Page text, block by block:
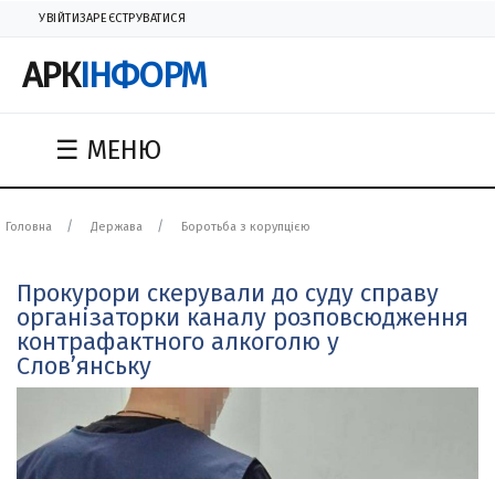
УВІЙТИЗАРЕЄСТРУВАТИСЯ
АРКІНФОРМ
☰ МЕНЮ
Головна Держава Боротьба з корупцією
Прокурори скерували до суду справу
організаторки каналу розповсюдження
контрафактного алкоголю у
Слов’янську